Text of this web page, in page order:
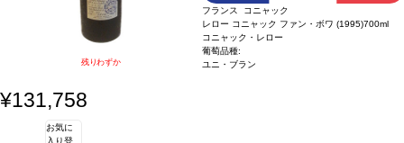
残りわずか
フランス コニャック
レロー コニャック ファン・ボワ (1995)700ml
コニャック・レロー
葡萄品種:
ユニ・ブラン
¥131,758
お気に
入り登